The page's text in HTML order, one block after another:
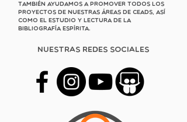
También ayudamos a promover todos los
proyectos de nuestras áreas de CEADS, así
como el estudio y lectura de la
bibliografía espírita.
Nuestras redes sociales